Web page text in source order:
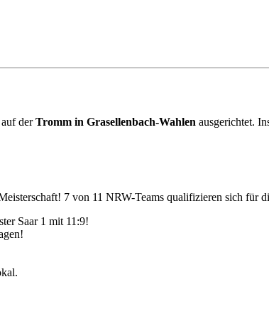
auf derTromm in Grasellenbach-Wahlen ausgerichtet.
7 von 11 NRW-Teams qualifizieren sich für
Saar 1 mit 11:9!